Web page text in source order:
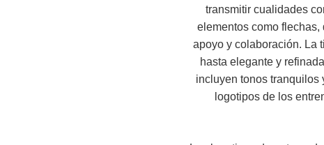
transmitir cualidades
elementos como
apoyo y colaboración. La
hasta elegante y
incluyen tonos tranquilos
logotipos de los